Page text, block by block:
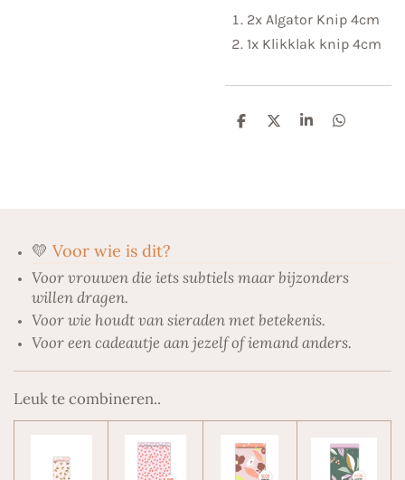
2x Algator Knip 4cm
1x Klikklak knip 4cm
D
D
S
D
💛 Voor wie is dit?
Voor vrouwen die iets subtiels maar bijzonders
willen dragen.
Voor wie houdt van sieraden met betekenis.
Voor een cadeautje aan jezelf of iemand anders.
Leuk te combineren..